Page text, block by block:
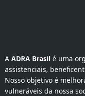
A ADRA Brasil é uma
assistenciais,
Nosso objetivo é
vulneráveis da nossa